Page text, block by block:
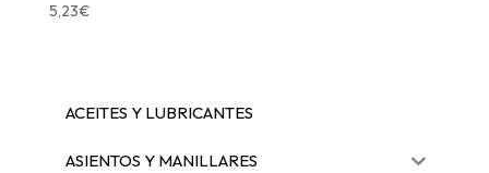
5,23€
ACEITES Y LUBRICANTES
ASIENTOS Y MANILLARES